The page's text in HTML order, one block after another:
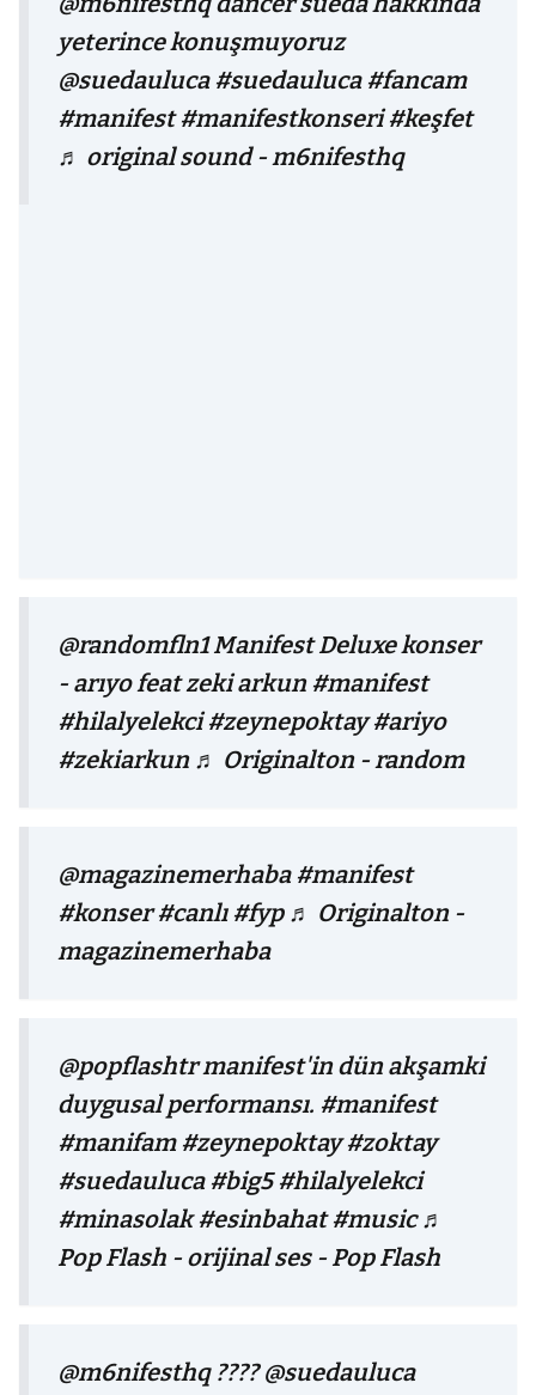
yeterince konuşmuyoruz
@suedauluca #suedauluca #fancam
#manifest #manifestkonseri #keşfet
♬ original sound - m6nifesthq
@randomfln1Manifest Deluxe konser
- arıyo feat zeki arkun #manifest
#hilalyelekci #zeynepoktay #ariyo
#zekiarkun ♬ Originalton - random
@magazinemerhaba #manifest
#konser #canlı #fyp ♬ Originalton -
magazinemerhaba
@popflashtrmanifest'in dün akşamki
duygusal performansı. #manifest
#manifam #zeynepoktay #zoktay
#suedauluca #big5 #hilalyelekci
#minasolak #esinbahat #music ♬
Pop Flash - orijinal ses - Pop Flash
@m6nifesthq???? @suedauluca